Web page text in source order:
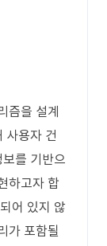
즘을 설계
사용자 건
를 기반으
하고자 합
어 있지 않
가 포함될